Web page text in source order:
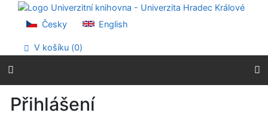
Přejít na obsah
Přejít na menu
Prohlášení o webové přístupnosti
Česky English
V košíku (0)
Přihlášení